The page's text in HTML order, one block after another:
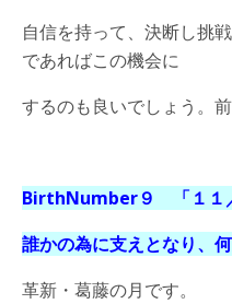
自信を持って、決断し挑
であればこの機会に
するのも良いでしょう。
BirthNumber９ 「１１
誰かの為に支えとなり、
革新・葛藤の月です。